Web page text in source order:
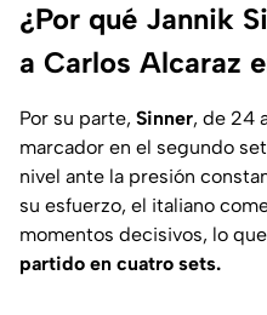
¿Por qué Jannik
a Carlos Alcaraz
Por su parte, Sinner, de 24
marcador en el segundo
nivel ante la presión
su esfuerzo, el italiano
momentos decisivos, lo
partido en cuatro sets.